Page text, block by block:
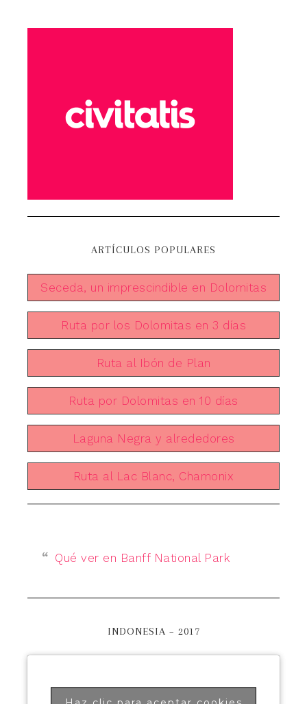
ARTÍCULOS POPULARES
Seceda, un imprescindible en Dolomitas
Ruta por los Dolomitas en 3 días
Ruta al Ibón de Plan
Ruta por Dolomitas en 10 días
Laguna Negra y alrededores
Ruta al Lac Blanc, Chamonix
Qué ver en Banff National Park
INDONESIA – 2017